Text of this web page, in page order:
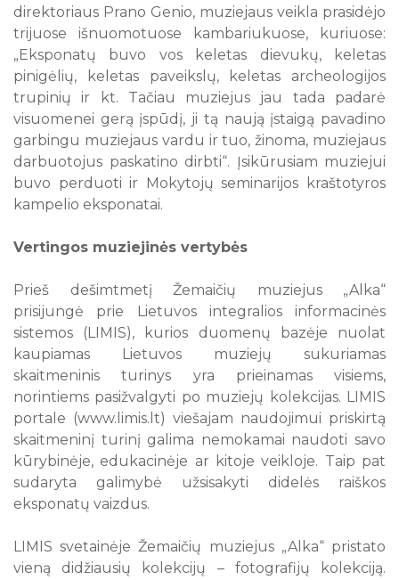
direktoriaus Prano Genio, muziejaus veikla prasidėjo
trijuose išnuomotuose kambariukuose, kuriuose:
„Eksponatų buvo vos keletas dievukų, keletas
pinigėlių, keletas paveikslų, keletas archeologijos
trupinių ir kt. Tačiau muziejus jau tada padarė
visuomenei gerą įspūdį, ji tą naują įstaigą pavadino
garbingu muziejaus vardu ir tuo, žinoma, muziejaus
darbuotojus paskatino dirbti“. Įsikūrusiam muziejui
buvo perduoti ir Mokytojų seminarijos kraštotyros
kampelio eksponatai.
Vertingos muziejinės vertybės
Prieš dešimtmetį Žemaičių muziejus „Alka“
prisijungė prie Lietuvos integralios informacinės
sistemos (LIMIS), kurios duomenų bazėje nuolat
kaupiamas Lietuvos muziejų sukuriamas
skaitmeninis turinys yra prieinamas visiems,
norintiems pasižvalgyti po muziejų kolekcijas. LIMIS
portale (www.limis.lt) viešajam naudojimui priskirtą
skaitmeninį turinį galima nemokamai naudoti savo
kūrybinėje, edukacinėje ar kitoje veikloje. Taip pat
sudaryta galimybė užsisakyti didelės raiškos
eksponatų vaizdus.
LIMIS svetainėje Žemaičių muziejus „Alka“ pristato
vieną didžiausių kolekcijų – fotografijų kolekciją.